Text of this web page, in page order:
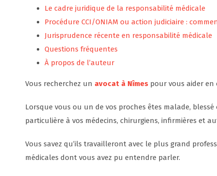
Le cadre juridique de la responsabilité médicale
Procédure CCI/ONIAM ou action judiciaire :
Jurisprudence récente en responsabilité médicale
Questions fréquentes
À propos de l’auteur
Vous recherchez un avocat à Nîmes pour vous aider en
Lorsque vous ou un de vos proches êtes malade,
particulière à vos médecins, chirurgiens, infirmières et
Vous savez qu’ils travailleront avec le plus grand
médicales dont vous avez pu entendre parler.